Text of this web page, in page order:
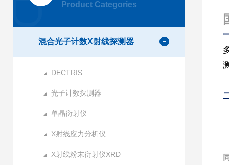
Product Categories
混合光子计数X射线探测器
DECTRIS
光子计数探测器
单晶衍射仪
X射线应力分析仪
X射线粉末衍射仪XRD